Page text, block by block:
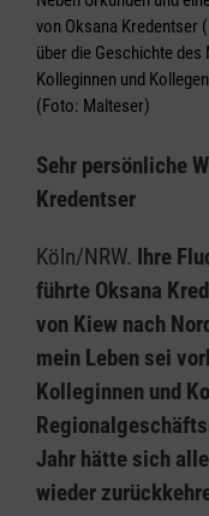
von Oksana Kredentser
über die Geschichte
Kolleginnen und
(Foto: Malteser)
Sehr persönliche
Kredentser
Köln/NRW. Ihre
führte Oksana
von Kiew nach
mein Leben sei
Kolleginnen und
Jahr hätte sich
wieder